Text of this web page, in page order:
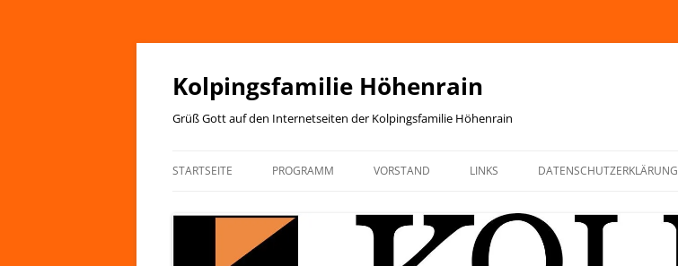
Zum
springen
Kolpingsfamilie Höhenrain
Grüß Gott auf den Internetseiten der Kolpingsfamilie Höhenrain
STARTSEITE PROGRAMM VORSTAND LINKS DATENSCHUTZERKLÄRUNG